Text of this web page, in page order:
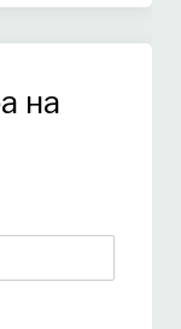
на